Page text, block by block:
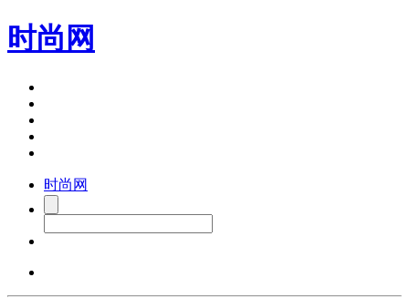
时尚网
时尚网